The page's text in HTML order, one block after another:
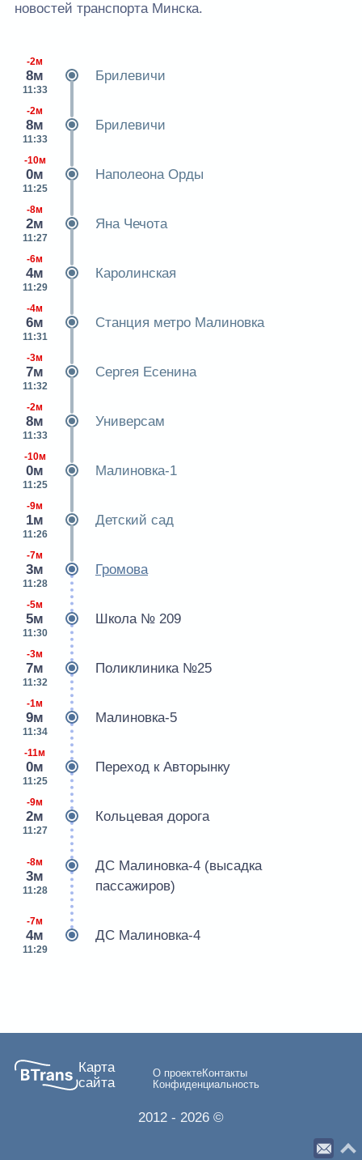
новостей транспорта Минска.
-2м
8м
11:33
Брилевичи
-2м
8м
11:33
Брилевичи
-10м
0м
11:25
Наполеона Орды
-8м
2м
11:27
Яна Чечота
-6м
4м
11:29
Каролинская
-4м
6м
11:31
Станция метро Малиновка
-3м
7м
11:32
Сергея Есенина
-2м
8м
11:33
Универсам
-10м
0м
11:25
Малиновка-1
-9м
1м
11:26
Детский сад
-7м
3м
11:28
Громова
-5м
5м
11:30
Школа № 209
-3м
7м
11:32
Поликлиника №25
-1м
9м
11:34
Малиновка-5
-11м
0м
11:25
Переход к Авторынку
-9м
2м
11:27
Кольцевая дорога
-8м
3м
11:28
ДС Малиновка-4 (высадка
пассажиров)
-7м
4м
11:29
ДС Малиновка-4
Карта
сайта
О проектеКонтакты
Конфиденциальность
2012 - 2026 ©